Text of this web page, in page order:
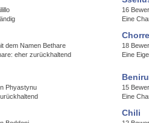
16
Eine
dem Namen Bethare
eher zurückhaltend
18
Eine
Phyastynu
Beniru
15
Eine
Chili